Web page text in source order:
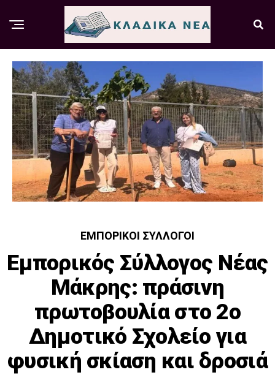
ΕΜΠΟΡΙΚΟΊ ΣΎΛΛΟΓΟΙ
Εμπορικός Σύλλογος Νέας
Μάκρης: πράσινη
πρωτοβουλία στο 2ο
Δημοτικό Σχολείο για
φυσική σκίαση και δροσιά